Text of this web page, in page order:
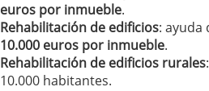
euros por inmueble.
Rehabilitación de edificios: ayuda
10.000 euros por inmueble.
Rehabilitación de edificios rurales
10.000 habitantes.